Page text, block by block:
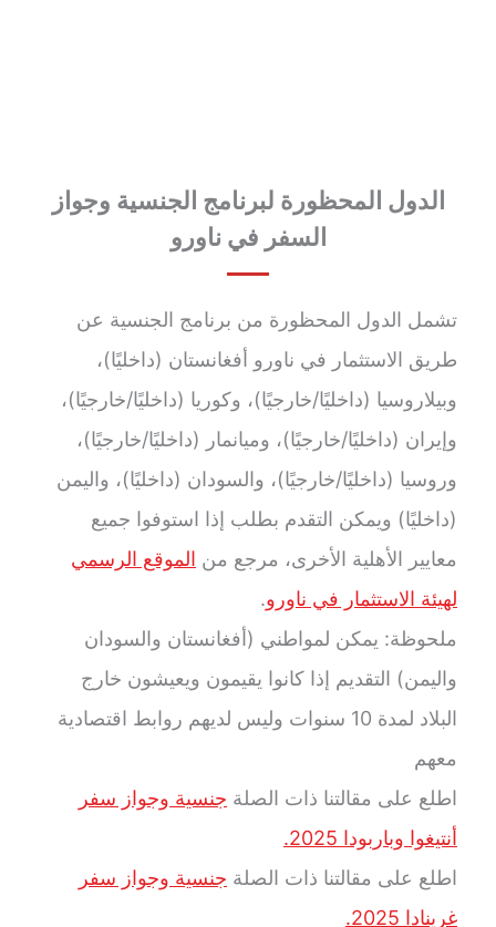
الدول المحظورة لبرنامج الجنسية وجواز
السفر في ناورو
تشمل الدول المحظورة من برنامج الجنسية عن
طريق الاستثمار في ناورو أفغانستان (داخليًا)،
وبيلاروسيا (داخليًا/خارجيًا)، وكوريا (داخليًا/خارجيًا)،
وإيران (داخليًا/خارجيًا)، وميانمار (داخليًا/خارجيًا)،
وروسيا (داخليًا/خارجيًا)، والسودان (داخليًا)، واليمن
(داخليًا) ويمكن التقدم بطلب إذا استوفوا جميع
معايير الأهلية الأخرى، مرجع من الموقع الرسمي
لهيئة الاستثمار في ناورو.
ملحوظة: يمكن لمواطني (أفغانستان والسودان
واليمن) التقديم إذا كانوا يقيمون ويعيشون خارج
البلاد لمدة 10 سنوات وليس لديهم روابط اقتصادية
معهم
اطلع على مقالتنا ذات الصلة جنسية وجواز سفر
أنتيغوا وباربودا 2025.
اطلع على مقالتنا ذات الصلة جنسية وجواز سفر
غرينادا 2025.